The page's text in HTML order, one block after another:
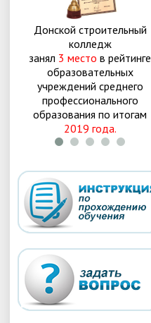
Донской строительный
колледж
занял 3 место в рейтинге
образовательных
учреждений среднего
профессионального
образования по итогам
2019 года.